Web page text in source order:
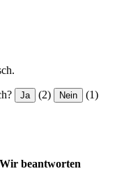
Ja (2) Nein (1)
beantworten